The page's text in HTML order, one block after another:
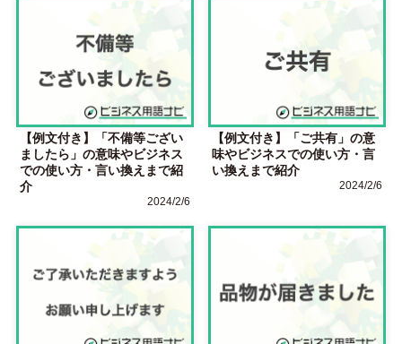
【例文付き】「不備等ござい
ましたら」の意味やビジネス
での使い方・言い換えまで紹
介
2024/2/6
【例文付き】「ご共有」の意
味やビジネスでの使い方・言
い換えまで紹介
2024/2/6